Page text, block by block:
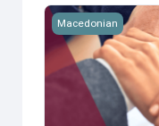
заштеда
на
Како да
Macedonian